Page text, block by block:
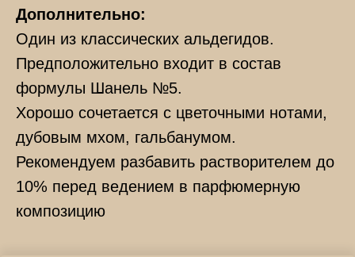
Дополнительно:
Один из классических альдегидов.
Предположительно входит в состав
формулы Шанель №5.
Хорошо сочетается с цветочными нотами,
дубовым мхом, гальбанумом.
Рекомендуем разбавить растворителем до
10% перед ведением в парфюмерную
композицию